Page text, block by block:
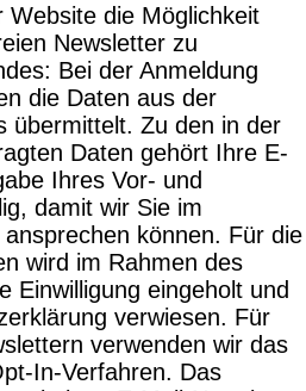
die Möglichkeit
Newsletter zu
Bei der Anmeldung
die Daten aus der
übermittelt. Zu den in der
Daten gehört Ihre E-
Ihres Vor- und
damit wir Sie im
können. Für die
wird im Rahmen des
Einwilligung eingeholt und
verwiesen. Für
verwenden wir das
In-Verfahren. Das